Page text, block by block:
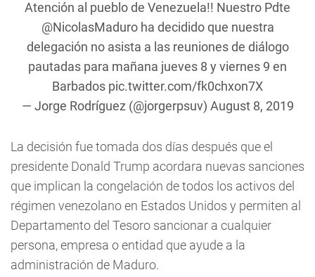
Atención al pueblo de Venezuela!! Nuestro Pdte
@NicolasMaduroha decidido que nuestra
delegación no asista a las reuniones de diálogo
pautadas para mañana jueves 8 y viernes 9 en
Barbados pic.twitter.com/fk0chxon7X
— Jorge Rodríguez (@jorgerpsuv) August 8, 2019
La decisión fue tomada dos días después que el
presidente Donald Trump acordara nuevas sanciones
que implican la congelación de todos los activos del
régimen venezolano en Estados Unidos y permiten al
Departamento del Tesoro sancionar a cualquier
persona, empresa o entidad que ayude a la
administración de Maduro.